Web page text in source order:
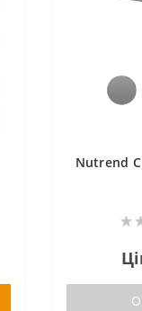
Nutrend